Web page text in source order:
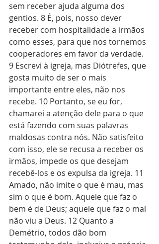
sem receber ajuda alguma dos
gentios. 8 É, pois, nosso dever
receber com hospitalidade a irmãos
como esses, para que nos tornemos
cooperadores em favor da verdade.
9 Escrevi à igreja, mas Diótrefes, que
gosta muito de ser o mais
importante entre eles, não nos
recebe. 10 Portanto, se eu for,
chamarei a atenção dele para o que
está fazendo com suas palavras
maldosas contra nós. Não satisfeito
com isso, ele se recusa a receber os
irmãos, impede os que desejam
recebê-los e os expulsa da igreja. 11
Amado, não imite o que é mau, mas
sim o que é bom. Aquele que faz o
bem é de Deus; aquele que faz o mal
não viu a Deus. 12 Quanto a
Demétrio, todos dão bom